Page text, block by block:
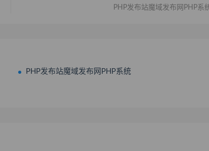
PHP发布站魔域发布网PHP系
PHP发布站魔域发布网PHP系统